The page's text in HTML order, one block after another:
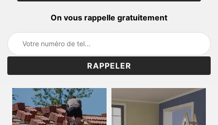
On vous rappelle gratuitement